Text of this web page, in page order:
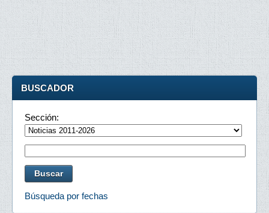
BUSCADOR
Sección:
Búsqueda por fechas